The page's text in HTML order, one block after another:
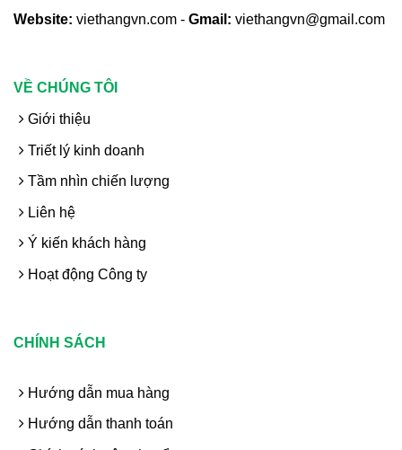
Website: viethangvn.com - Gmail: viethangvn@gmail.com
VỀ CHÚNG TÔI
Giới thiệu
Triết lý kinh doanh
Tầm nhìn chiến lượng
Liên hệ
Ý kiến khách hàng
Hoạt động Công ty
CHÍNH SÁCH
Hướng dẫn mua hàng
Hướng dẫn thanh toán